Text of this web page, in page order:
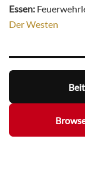
Essen:
Der Westen